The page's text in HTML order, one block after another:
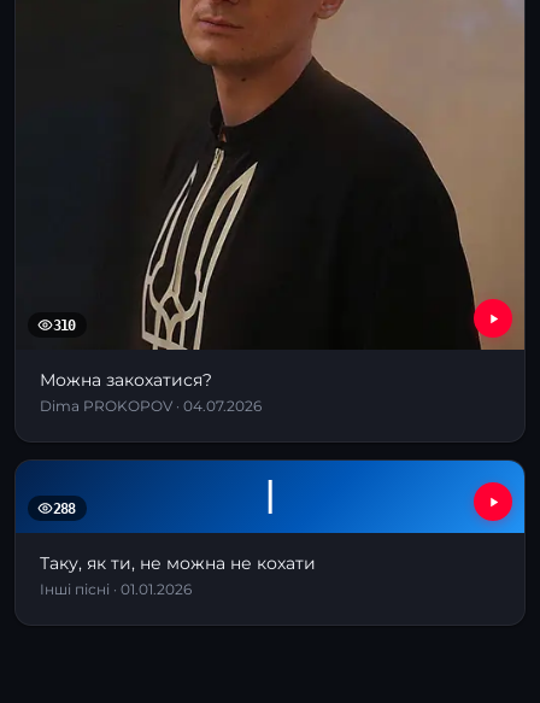
310
Можна закохатися?
Dima PROKOPOV · 04.07.2026
І
288
Таку, як ти, не можна не кохати
Інші пісні · 01.01.2026